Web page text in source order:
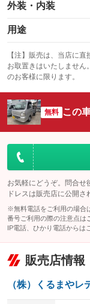
エアバッグ：運転席
：装備あり
：装備なし
エアコン
：装備あり
：装備なし
ダウンヒルアシス
：装備なし
：装備なし
アイドリングストッ
：装備なし
USB入力端子
100V電源
：装備なし
センターデフロック
：装備なし
ラジコン付き
アームロール
：装備なし
：装備なし
外装・内装
カーナビ
：装備なし
：装備なし
オーディオ：CDま
：装備あり
ビジュアル
：装備なし
アルミホイール
：装備なし
革シート
キーレス
：装備なし
バックカメラ
：装備なし
エアロ
：装備なし
：装備なし
パワーシート
：装備なし
ベンチシート
：装備なし
用途
冷凍（中温 -5℃）
：装備なし
冷凍（超低温 -
：装備なし
保冷
全低床（フルフラ
：装備なし
【注】販売は、当店に
お取置きはいたしませ
のお客様に限ります。
無料 この
お気軽にどうぞ。問合せ
ドレスは販売店に公開さ
※無料電話をご利用の場合
番号ご利用の際の注意点は
IP電話、ひかり電話からは
販売店情報
（株）くるまやレ